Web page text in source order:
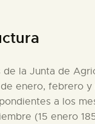
de la Junta de
enero, febrero
a los
(15 enero